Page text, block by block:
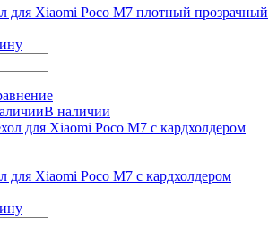
для Xiaomi Poco M7 плотный прозрачный
В наличии
для Xiaomi Poco M7 с кардхолдером